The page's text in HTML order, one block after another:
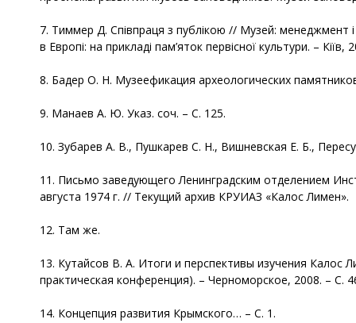
7. Тиммер Д. Спiвпраця з публiкою // Музей: менеджмент i
в Εвропi: на прикладi пам’яток первiсноï культури. – Кiïв,
8. Бадер О. Н. Музеефикация археологических
9. Манаев А. Ю. Указ. соч. – С. 125.
10. Зубарев А. В., Пушкарев С. Н., Вишневская Е. Б.,
11. Письмо заведующего Ленинградским отделением
августа 1974 г. // Текущий архив КРУИАЗ «Калос Лимен».
12. Там же.
13. Кутайсов В. А. Итоги и перспективы изучения
практическая конференция). – Черноморское, 2008. – С.
14. Концепция развития Крымского… – С. 1.